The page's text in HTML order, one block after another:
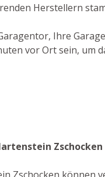
Herstellern
Ihre
vor Ort sein, um
Zschocken